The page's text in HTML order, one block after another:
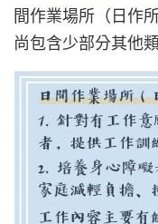
間作業場所（日作
尚包含少部分其他